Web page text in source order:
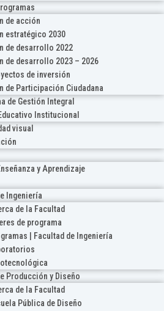
de acción
estratégico 2030
de desarrollo 2022
de desarrollo 2023 – 2026
de inversión
de Participación Ciudadana
de Gestión Integral
Institucional
visual
y Aprendizaje
Ingeniería
de la Facultad
de programa
| Facultad de Ingeniería
Producción y Diseño
de la Facultad
Pública de Diseño